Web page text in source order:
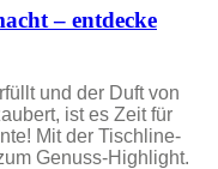
– entdecke
und der Duft von
ist es Zeit für
Mit der Tischline-
Genuss-Highlight.